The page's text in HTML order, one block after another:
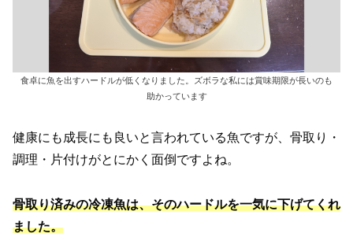
食卓に魚を出すハードルが低くなりました。ズボラな私には賞味期限が長いのも
助かっています
健康にも成長にも良いと言われている魚ですが、骨取り・
調理・片付けがとにかく面倒ですよね。
骨取り済みの冷凍魚は、そのハードルを一気に下げてくれ
ました。